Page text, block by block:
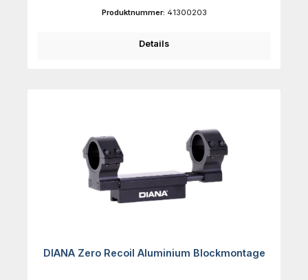
Produktnummer: 41300203
Details
DIANA Zero Recoil Aluminium Blockmontage